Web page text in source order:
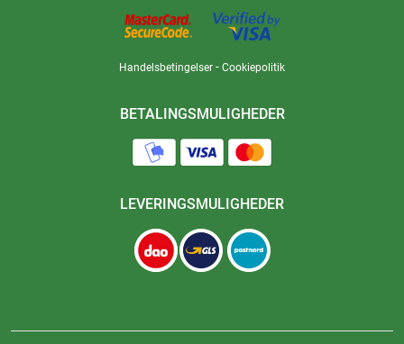
Handelsbetingelser - Cookiepolitik
BETALINGSMULIGHEDER
LEVERINGSMULIGHEDER